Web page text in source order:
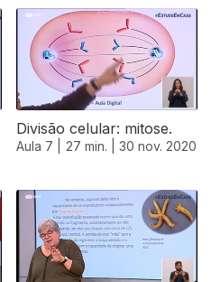
Divisão celular: mitose.
Aula 7 | 27 min. | 30 nov. 2020